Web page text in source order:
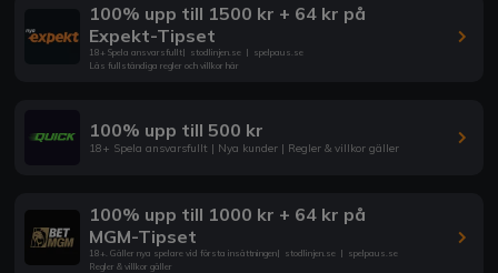
100% upp till 1500 kr + 64 kr på
Expekt-Tipset
18+ Spela ansvarsfullt| stodlinjen.se | spelpaus.se
Läs fullständiga regler och villkor här
100% upp till 500 kr
18+ Spela ansvarsfullt | Nya kunder | Regler & villkor gäller
100% upp till 1000 kr + 64 kr på
MGM-Tipset
18+. Gäller nya spelare vid första insättningen| stodlinjen.se | spelpaus.se
Regler & villkor gäller